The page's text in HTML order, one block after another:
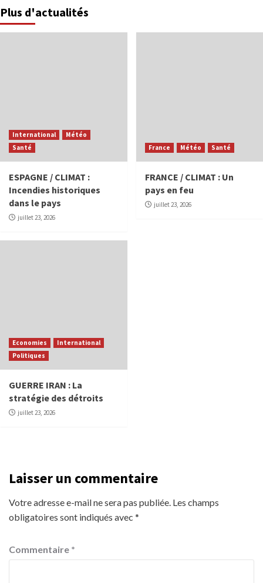
Plus d'actualités
International
Météo
Santé
ESPAGNE / CLIMAT :
Incendies historiques
dans le pays
juillet 23, 2026
France Météo Santé
FRANCE / CLIMAT : Un
pays en feu
juillet 23, 2026
Economies
International
Politiques
GUERRE IRAN : La
stratégie des détroits
juillet 23, 2026
Laisser un commentaire
Votre adresse e-mail ne sera pas publiée. Les champs
obligatoires sont indiqués avec *
Commentaire *